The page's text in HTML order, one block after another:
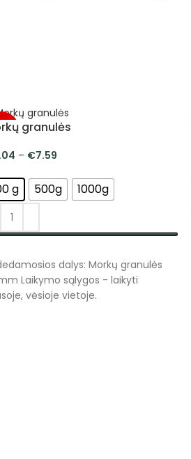
granulės
– €7.59
g 500g 1000g
dalys: Morkų granulės
Laikymo sąlygos - laikyti
vėsioje vietoje.